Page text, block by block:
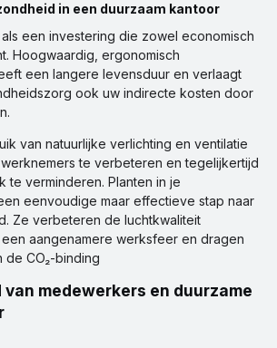
in een duurzaam kantoor
een investering die zowel economisch
Hoogwaardig, ergonomisch
een langere levensduur en verlaagt
ook uw indirecte kosten door
van natuurlijke verlichting en ventilatie
te verbeteren en tegelijkertijd
te verminderen. Planten in je
eenvoudige maar effectieve stap naar
Ze verbeteren de luchtkwaliteit
aangenamere werksfeer en dragen
CO₂-binding